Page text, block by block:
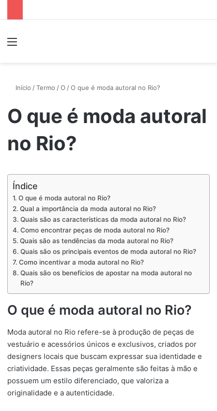
Início /Termo /O /O que é moda autoral no Rio?
O que é moda autoral
no Rio?
Índice
O que é moda autoral no Rio?
Qual a importância da moda autoral no Rio?
Quais são as características da moda autoral no Rio?
Como encontrar peças de moda autoral no Rio?
Quais são as tendências da moda autoral no Rio?
Quais são os principais eventos de moda autoral no Rio?
Como incentivar a moda autoral no Rio?
Quais são os benefícios de apostar na moda autoral no
Rio?
O que é moda autoral no Rio?
Moda autoral no Rio refere-se à produção de peças de
vestuário e acessórios únicos e exclusivos, criados por
designers locais que buscam expressar sua identidade e
criatividade. Essas peças geralmente são feitas à mão e
possuem um estilo diferenciado, que valoriza a
originalidade e a autenticidade.